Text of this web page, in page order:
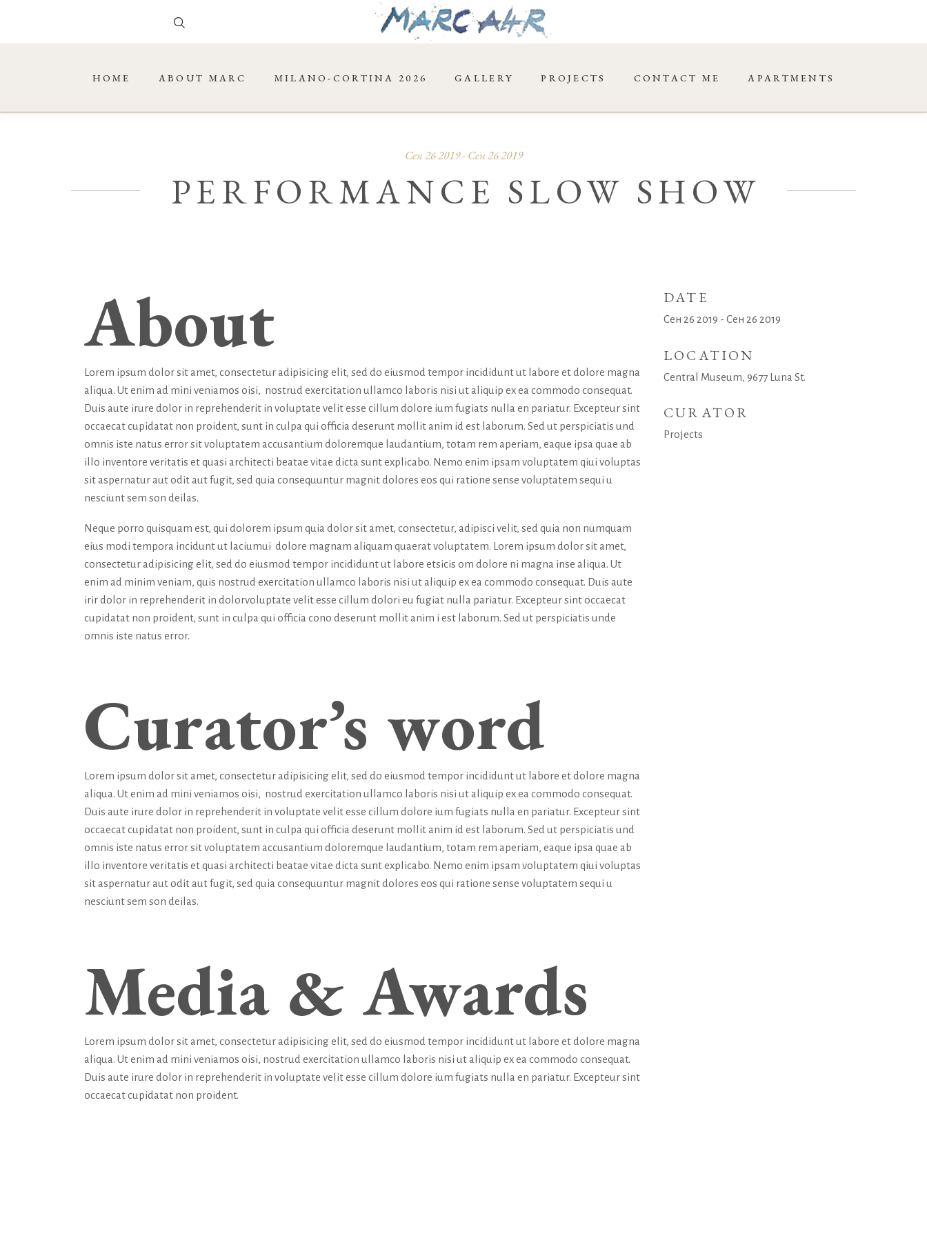
HOME ABOUT MARC MILANO-CORTINA 2026 GALLERY PROJECTS CONTACT ME APARTMENTS
Сен 26 2019 - Сен 26 2019
PERFORMANCE SLOW SHOW
About
Lorem ipsum dolor sit amet, consectetur adipisicing elit, sed do eiusmod tempor incididunt ut labore et dolore magna
aliqua. Ut enim ad mini veniamos oisi, nostrud exercitation ullamco laboris nisi ut aliquip ex ea commodo consequat.
Duis aute irure dolor in reprehenderit in voluptate velit esse cillum dolore ium fugiats nulla en pariatur. Excepteur sint
occaecat cupidatat non proident, sunt in culpa qui officia deserunt mollit anim id est laborum. Sed ut perspiciatis und
omnis iste natus error sit voluptatem accusantium doloremque laudantium, totam rem aperiam, eaque ipsa quae ab
illo inventore veritatis et quasi architecti beatae vitae dicta sunt explicabo. Nemo enim ipsam voluptatem qiui voluptas
sit aspernatur aut odit aut fugit, sed quia consequuntur magnit dolores eos qui ratione sense voluptatem sequi u
nesciunt sem son deilas.
Neque porro quisquam est, qui dolorem ipsum quia dolor sit amet, consectetur, adipisci velit, sed quia non numquam
eius modi tempora incidunt ut laciumui dolore magnam aliquam quaerat voluptatem. Lorem ipsum dolor sit amet,
consectetur adipisicing elit, sed do eiusmod tempor incididunt ut labore etsicis om dolore ni magna inse aliqua. Ut
enim ad minim veniam, quis nostrud exercitation ullamco laboris nisi ut aliquip ex ea commodo consequat. Duis aute
irir dolor in reprehenderit in dolorvoluptate velit esse cillum dolori eu fugiat nulla pariatur. Excepteur sint occaecat
cupidatat non proident, sunt in culpa qui officia cono deserunt mollit anim i est laborum. Sed ut perspiciatis unde
omnis iste natus error.
Curator’s word
Lorem ipsum dolor sit amet, consectetur adipisicing elit, sed do eiusmod tempor incididunt ut labore et dolore magna
aliqua. Ut enim ad mini veniamos oisi, nostrud exercitation ullamco laboris nisi ut aliquip ex ea commodo consequat.
Duis aute irure dolor in reprehenderit in voluptate velit esse cillum dolore ium fugiats nulla en pariatur. Excepteur sint
occaecat cupidatat non proident, sunt in culpa qui officia deserunt mollit anim id est laborum. Sed ut perspiciatis und
omnis iste natus error sit voluptatem accusantium doloremque laudantium, totam rem aperiam, eaque ipsa quae ab
illo inventore veritatis et quasi architecti beatae vitae dicta sunt explicabo. Nemo enim ipsam voluptatem qiui voluptas
sit aspernatur aut odit aut fugit, sed quia consequuntur magnit dolores eos qui ratione sense voluptatem sequi u
nesciunt sem son deilas.
Media & Awards
Lorem ipsum dolor sit amet, consectetur adipisicing elit, sed do eiusmod tempor incididunt ut labore et dolore magna
aliqua. Ut enim ad mini veniamos oisi, nostrud exercitation ullamco laboris nisi ut aliquip ex ea commodo consequat.
Duis aute irure dolor in reprehenderit in voluptate velit esse cillum dolore ium fugiats nulla en pariatur. Excepteur sint
occaecat cupidatat non proident.
DATE
Сен 26 2019 - Сен 26 2019
LOCATION
Central Museum, 9677 Luna St.
CURATOR
Projects